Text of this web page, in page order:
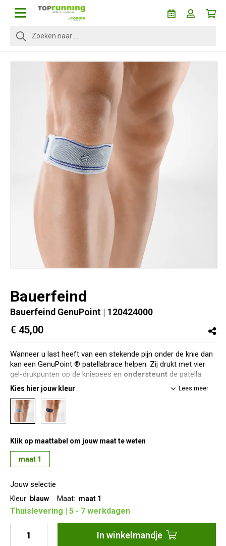
Bauerfeind
Bauerfeind GenuPoint | 120424000
€ 45,00
Wanneer u last heeft van een stekende pijn onder de knie dan
kan een GenuPoint ® patellabrace helpen. Zij drukt met vier
gel-drukpunten op de kniepees en ondersteunt de patella
(knieschijf). Op deze manier wordt de aanhechting van de
bovenbeenspier
onderbeen.
De GenuPoint® is te gebruiken bij onder andere een
kniepeesontsteking, Jumper’s knee en de ziekte vanOsgood
materiaal, gecombineerd met een fijn en niet irriterend
klittenband. Door de perfecte pasvorm van de GenuPoint®
blijft deze tijdens het bewegen altijd op de juiste positie zitten.
Lees meer
Kies hier jouw kleur
Klik op maattabel om jouw maat te weten
maat 1
Jouw selectie
Kleur: blauw Maat: maat 1
Thuislevering | 5 - 7 werkdagen
In winkelmandje